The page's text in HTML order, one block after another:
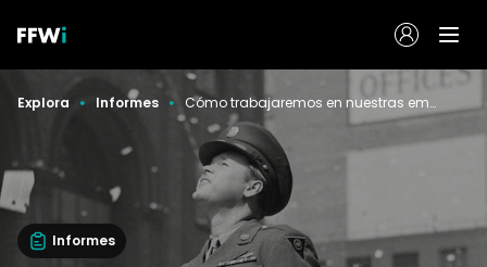
Explora Informes Cómo trabajaremos en nuestras empresas cuando termine la pandemia
Informes